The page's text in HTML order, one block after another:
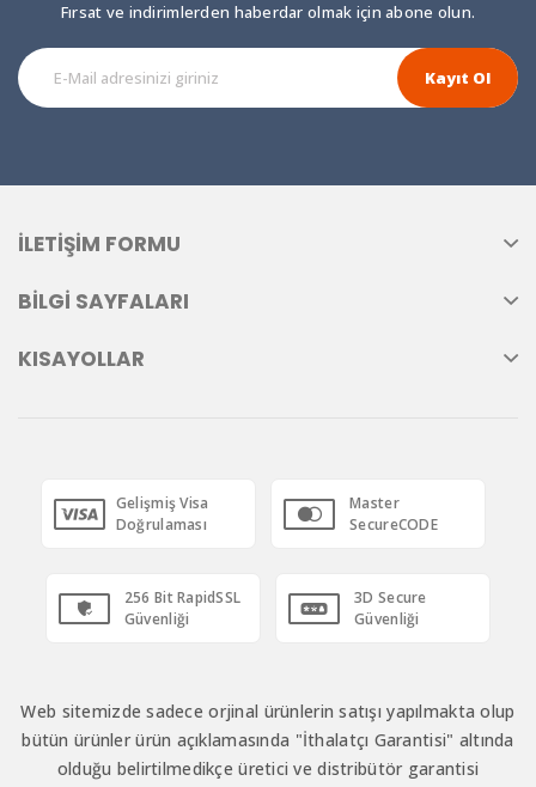
Fırsat ve indirimlerden haberdar olmak için abone olun.
Kayıt Ol
İLETIŞIM FORMU
BILGI SAYFALARI
KISAYOLLAR
Gelişmiş Visa
Doğrulaması
Master
SecureCODE
256 Bit RapidSSL
Güvenliği
3D Secure
Güvenliği
Web sitemizde sadece orjinal ürünlerin satışı yapılmakta olup
bütün ürünler ürün açıklamasında "İthalatçı Garantisi" altında
olduğu belirtilmedikçe üretici ve distribütör garantisi